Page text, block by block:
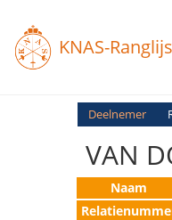
KNAS-
Deelnemer
VAN
Naam